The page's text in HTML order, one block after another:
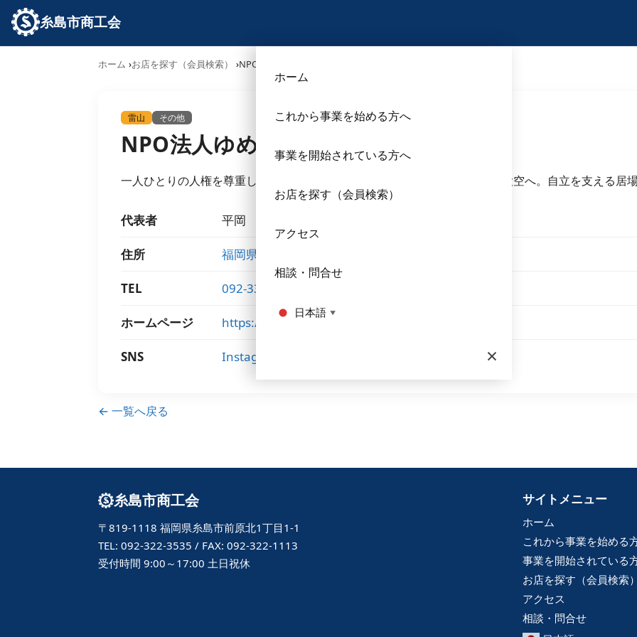
糸島市商工会
ホーム
これから事業を始める方へ
事業を開始されている方へ
お店を探す（会員検索）
アクセス
相談・問合せ
日本語 ▼
×
ホーム お店を探す（会員検索） NPO法人ゆめふうせん
雷山 その他
NPO法人ゆめふうせん
一人ひとりの人権を尊重し、合理的配慮のもとで”ゆめ”を”ふうせん”にのせ大空へ。自立を支える居場
代表者 平岡 安美
住所 福岡県糸島市有田中央1-11-9
TEL 092-332-2851
ホームページ https://yumefuusen.org/
SNS Instagram
← 一覧へ戻る
糸島市商工会
〒819-1118 福岡県糸島市前原北1丁目1-1
TEL: 092-322-3535 / FAX: 092-322-1113
受付時間 9:00～17:00 土日祝休
サイトメニュー
ホーム
これから事業を始める
事業を開始されている
お店を探す（会員検索）
アクセス
相談・問合せ